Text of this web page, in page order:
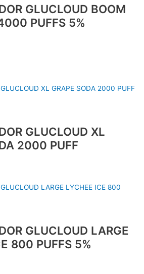
GLUCLOUD BOOM
PUFFS 5%
GLUCLOUD XL
2000 PUFF
GLUCLOUD LARGE
800 PUFFS 5%